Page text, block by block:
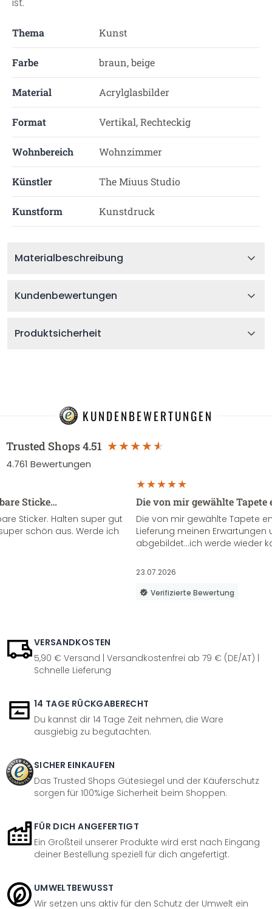
Thema Kunst
Farbe braun, beige
Material Acrylglasbilder
Format Vertikal, Rechteckig
Wohnbereich Wohnzimmer
Künstler The Miuus Studio
Kunstform Kunstdruck
Materialbeschreibung
Kundenbewertungen
Produktsicherheit
KUNDENBEWERTUNGEN
Trusted Shops4.51
4.761 Bewertungen
Sticke…
Sticker. Halten super gut
schön aus. Werde ich
Die von mir gewählte
Die von mir gewählte Tapete
Lieferung meinen Erwartungen
abgebildet...ich werde wieder
23.07.2026
Verifizierte Bewertung
VERSANDKOSTEN
5,90 € Versand | Versandkostenfrei ab 79 € (DE/AT) |
Schnelle Lieferung
14 TAGE RÜCKGABERECHT
Du kannst dir 14 Tage Zeit nehmen, die Ware
ausgiebig zu begutachten.
SICHER EINKAUFEN
Das Trusted Shops Gütesiegel und der Käuferschutz
sorgen für 100%ige Sicherheit beim Shoppen.
FÜR DICH ANGEFERTIGT
Ein Großteil unserer Produkte wird erst nach Eingang
deiner Bestellung speziell für dich angefertigt.
UMWELTBEWUSST
Wir setzen uns aktiv für den Schutz der Umwelt ein